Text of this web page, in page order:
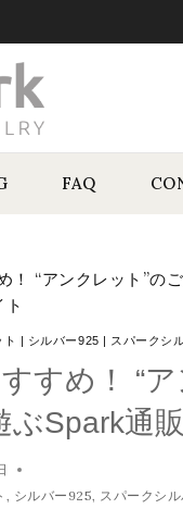
FAQ
“アンクレット”の
ト | シルバー925 | スパークシ
すめ！ “ア
ぶSpark通
シルバー925 スパークシ